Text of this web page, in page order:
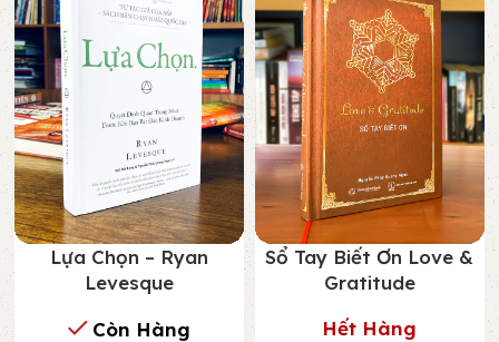
Lựa Chọn – Ryan
Levesque
Còn Hàng
Sổ Tay Biết Ơn Love &
Gratitude
Hết Hàng